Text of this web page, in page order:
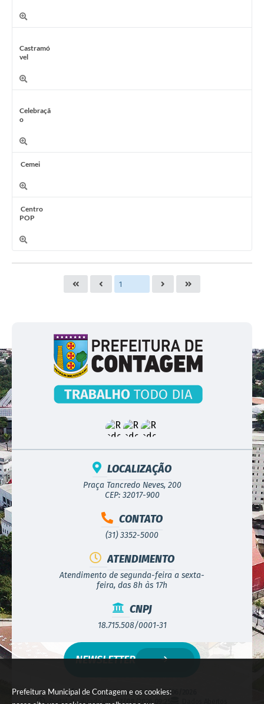
Prefeitura Municipal de Contagem e os cookies:
Castramó
vel
Celebraçã
o
Cemei
Centro
POP
LOCALIZAÇÃO
Praça Tancredo Neves, 200
CEP: 32017-900
CONTATO
(31) 3352-5000
ATENDIMENTO
Atendimento de segunda-feira a sexta-
feira, das 8h às 17h
CNPJ
18.715.508/0001-31
Versão do Sistema:3.5.3 - 19/06/2026
Portal atualizado em:
07/08/2026 09:25
NEWSLETTER